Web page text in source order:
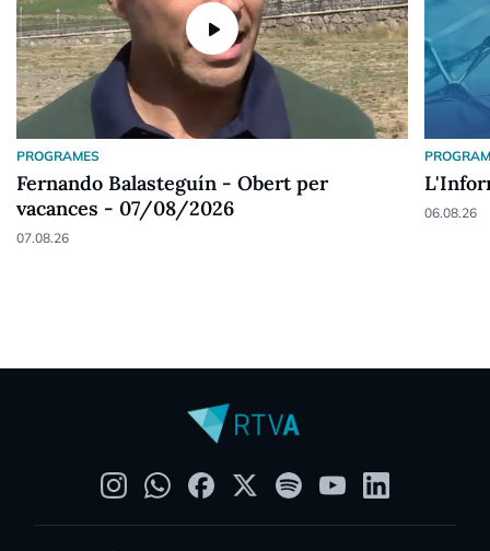
play_arrow
PROGRAMES
Fernando Balasteguín - Obert per
vacances - 07/08/2026
07.08.26
06.08.26